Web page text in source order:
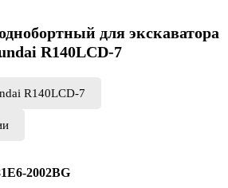
для экскаватора
R140LCD-7
R140LCD-7
2002BG